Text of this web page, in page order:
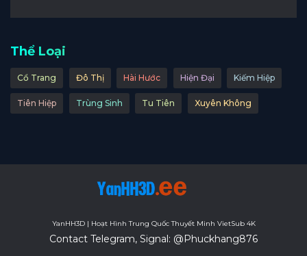
Thể Loại
Cổ Trang Đô Thị Hài Hước Hiện Đại Kiếm Hiệp
Tiên Hiệp Trùng Sinh Tu Tiên Xuyên Không
YanHH3D | Hoạt Hình Trung Quốc Thuyết Minh VietSub 4K
Contact Telegram, Signal: @Phuckhang876